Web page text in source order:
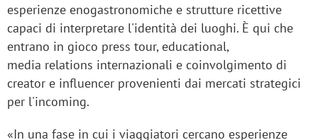
esperienze enogastronomiche e strutture ricettive
capaci di interpretare l'identità dei luoghi. È qui che
entrano in gioco press tour, educational,
media relations internazionali e coinvolgimento di
creator e influencer provenienti dai mercati strategici
per l'incoming.
«In una fase in cui i viaggiatori cercano esperienze